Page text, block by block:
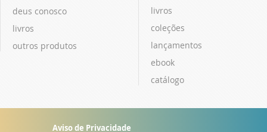
deus conosco
livros
outros produtos
livros
coleções
lançamentos
ebook
catálogo
Aviso de Privacidade